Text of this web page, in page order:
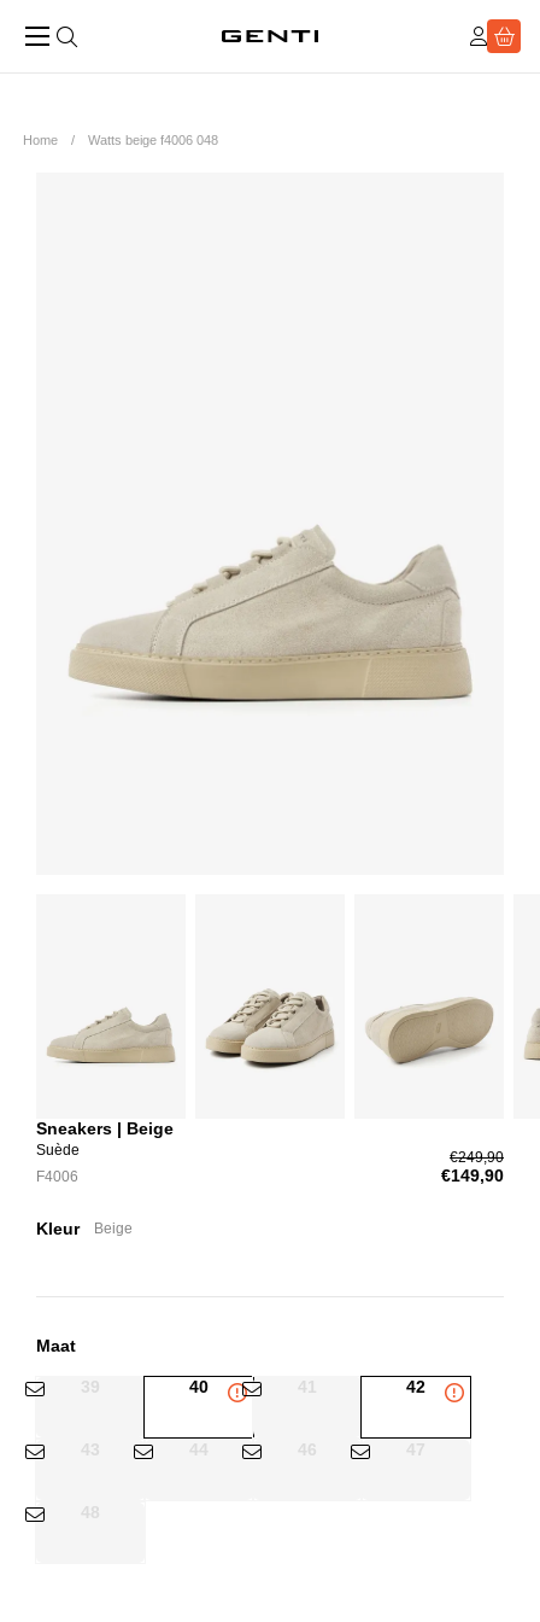
Home Watts beige f4006 048
Sneakers | Beige
Suède
F4006
€249,90
€149,90
Kleur Beige
Maat
39 40 41 42
43 44 46 47
48